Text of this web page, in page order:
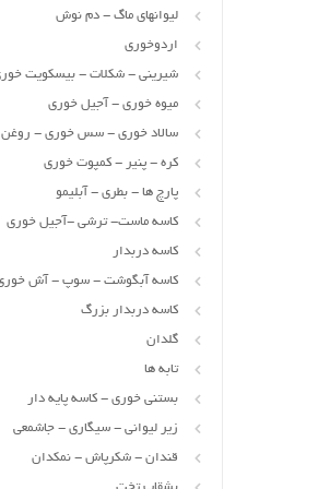
لیوانهای ماگ - دم نوش
اردوخوری
شیرینی - شکلات - بیسکویت
میوه خوری - آجیل خوری
سالاد خوری - سس خوری - روغن
کره - پنیر - کمپوت خوری
پارچ ها - بطری - آبلیمو
کاسه ماست- ترشی -آجیل خوری
کاسه دربدار
کاسه آبگوشت - سوپ - آش
کاسه دربدار بزرگ
گلدان
تابه ها
بستنی خوری - کاسه پایه دار
زیر لیوانی - سیگاری - جاشمعی
قندان - شکرپاش - نمکدان